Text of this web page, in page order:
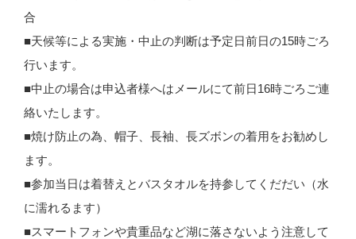
合
■天候等による実施・中止の判断は予定日前日の15時ごろ
行います。
■中止の場合は申込者様へはメールにて前日16時ごろご連
絡いたします。
■焼け防止の為、帽子、長袖、長ズボンの着用をお勧めし
ます。
■参加当日は着替えとバスタオルを持参してくだだい（水
に濡れるます）
■スマートフォンや貴重品など湖に落さないよう注意して